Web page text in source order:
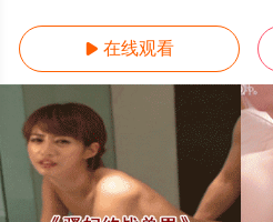
 在线观看